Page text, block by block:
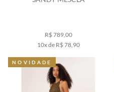
R$ 789,00
10x de R$ 78,90
NOVIDADE